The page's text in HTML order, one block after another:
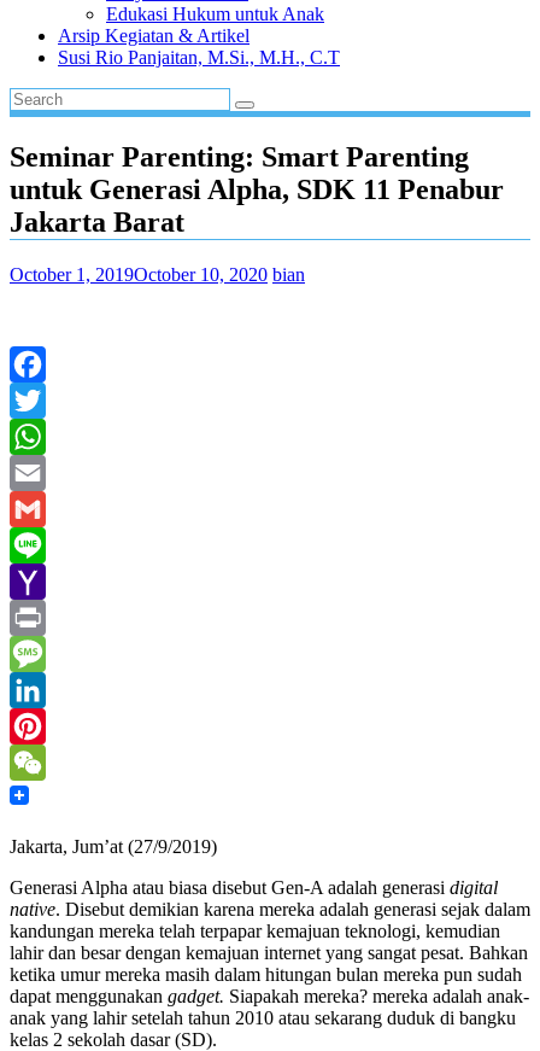
Edukasi Hukum untuk Anak
Arsip Kegiatan & Artikel
Susi Rio Panjaitan, M.Si., M.H., C.T
Seminar Parenting: Smart Parenting
untuk Generasi Alpha, SDK 11 Penabur
Jakarta Barat
October 1, 2019October 10, 2020 bian
Facebook
Twitter
WhatsApp
Email
Gmail
Line
Yahoo
Mail
Print
Message
LinkedIn
Pinterest
WeChat
Jakarta, Jum’at (27/9/2019)
Generasi Alpha atau biasa disebut Gen-A adalah generasi digital
native. Disebut demikian karena mereka adalah generasi sejak dalam
kandungan mereka telah terpapar kemajuan teknologi, kemudian
lahir dan besar dengan kemajuan internet yang sangat pesat. Bahkan
ketika umur mereka masih dalam hitungan bulan mereka pun sudah
dapat menggunakan gadget. Siapakah mereka? mereka adalah anak-
anak yang lahir setelah tahun 2010 atau sekarang duduk di bangku
kelas 2 sekolah dasar (SD).